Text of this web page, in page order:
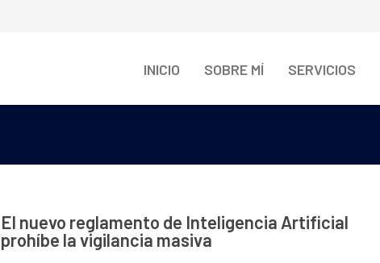
INICIO SOBRE MÍ SERVICIOS
El nuevo reglamento de Inteligencia Artificial
prohíbe la vigilancia masiva